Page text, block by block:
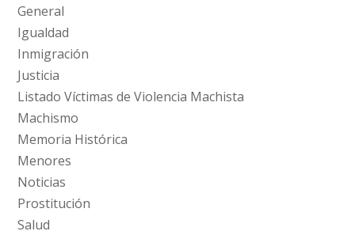
General
Igualdad
Inmigración
Justicia
Listado Víctimas de Violencia Machista
Machismo
Memoria Histórica
Menores
Noticias
Prostitución
Salud